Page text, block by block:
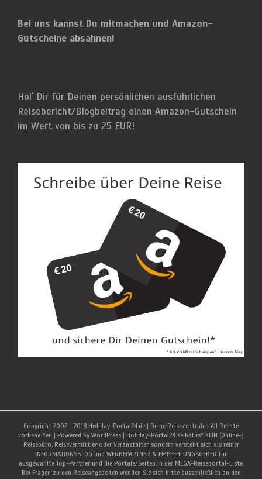
Bei uns kannst Du mitmachen und Amazon-
Gutscheine absahnen!
Hol´ Dir für Deinen persönlichen ausführlichen
Reisebericht/Blogbeitrag einen Amazon-Gutschein
im Wert von bis zu 25 EUR!
Copyright 2002 - 2018 Holiday-Portal24.de | Deine Reisezentrale | All Rechte
vorbehalten | Powered by WordPress | Holiday-Portal24 selbst ist KEIN (Online-)
Reisebüro, Reisevermittler oder Veranstalter, sondern versteht sich als reiner
INFORMATIONSBLOG und WERBEPARTNER & EMPFEHLUNGSGEBER für
ausgewählte Top-Partner und die Portale/Seiten in der MEGA-Reiseportal-Liste.
Bei Fragen zu den Reiseangeboten wenden Sie sich bitte ausschließlich an den